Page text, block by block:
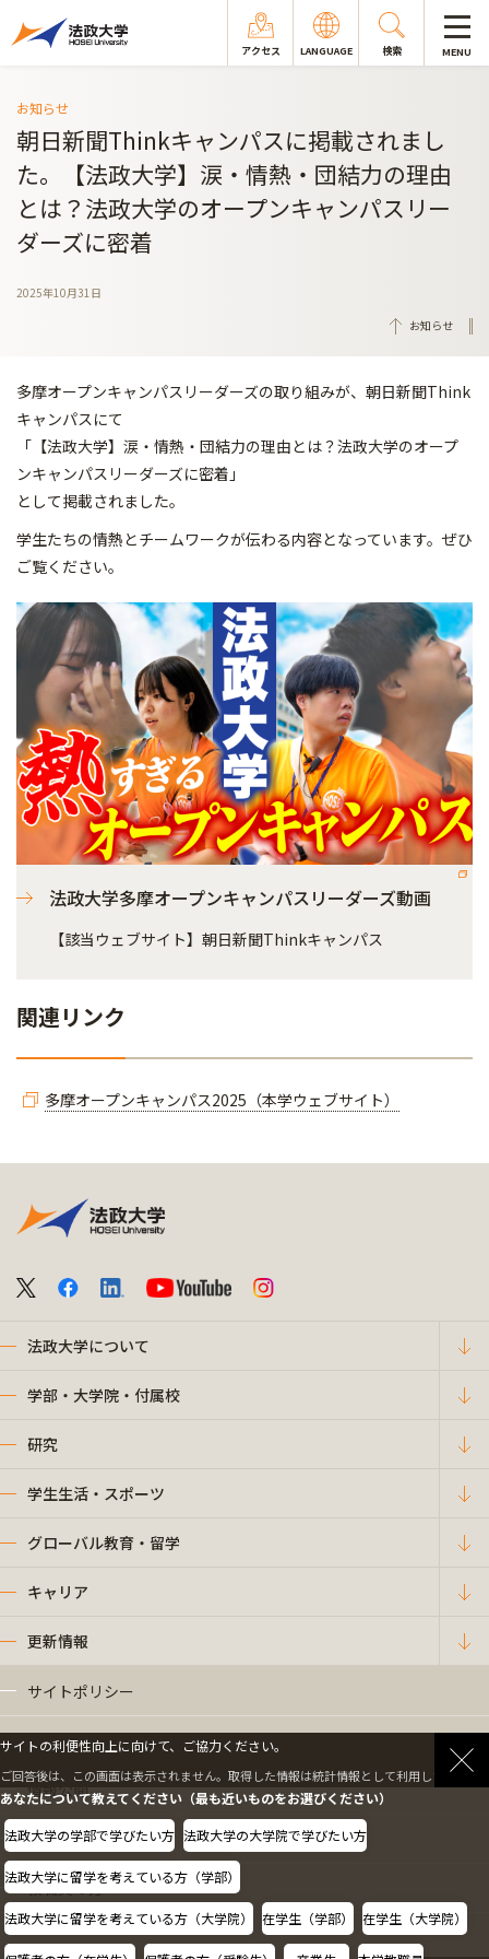
アクセス LANGUAGE 検索 MENU
お知らせ
朝日新聞Thinkキャンパスに掲載されまし
た。【法政大学】涙・情熱・団結力の理由
とは？法政大学のオープンキャンパスリー
ダーズに密着
2025年10月31日
お知らせ
多摩オープンキャンパスリーダーズの取り組みが、朝日新聞Think
キャンパスにて
「【法政大学】涙・情熱・団結力の理由とは？法政大学のオープ
ンキャンパスリーダーズに密着」
として掲載されました。
学生たちの情熱とチームワークが伝わる内容となっています。ぜひ
ご覧ください。
法政大学多摩オープンキャンパスリーダーズ動画
【該当ウェブサイト】朝日新聞Thinkキャンパス
関連リンク
多摩オープンキャンパス2025（本学ウェブサイト）
法政大学について
学部・大学院・付属校
研究
学生生活・スポーツ
グローバル教育・留学
キャリア
更新情報
サイトポリシー
プライバシーポリシー
情報公開
採用情報
教職員の方へ
サイトの利便性向上に向けて、ご協力ください。
ご回答後は、この画面は表示されません。取得した情報は統計情報として利用します。
あなたについて教えてください（最も近いものをお選びください）
法政大学の学部で学びたい方 法政大学の大学院で学びたい方
法政大学に留学を考えている方（学部）
法政大学に留学を考えている方（大学院） 在学生（学部） 在学生（大学院）